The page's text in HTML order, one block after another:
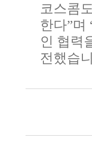
코스콤
한다”며
인 협력
전했습